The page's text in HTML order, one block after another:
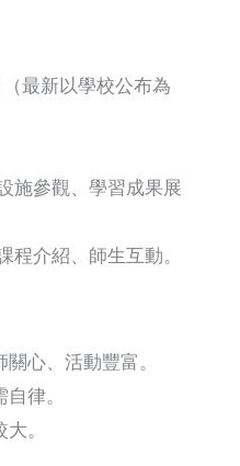
最新以學校公布為
施參觀、學習成果展
程介紹、師生互動。
心、活動豐富。
律。
。